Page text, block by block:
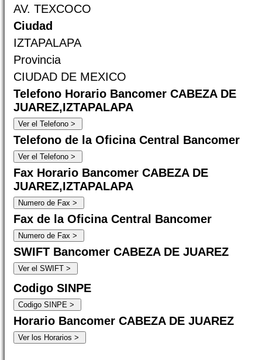
AV. TEXCOCO
Ciudad
IZTAPALAPA
Provincia
CIUDAD DE MEXICO
Telefono Horario Bancomer CABEZA DE
JUAREZ,IZTAPALAPA
Telefono de la Oficina Central Bancomer
Fax Horario Bancomer CABEZA DE
JUAREZ,IZTAPALAPA
Fax de la Oficina Central Bancomer
SWIFT Bancomer CABEZA DE JUAREZ
Codigo SINPE
Horario Bancomer CABEZA DE JUAREZ